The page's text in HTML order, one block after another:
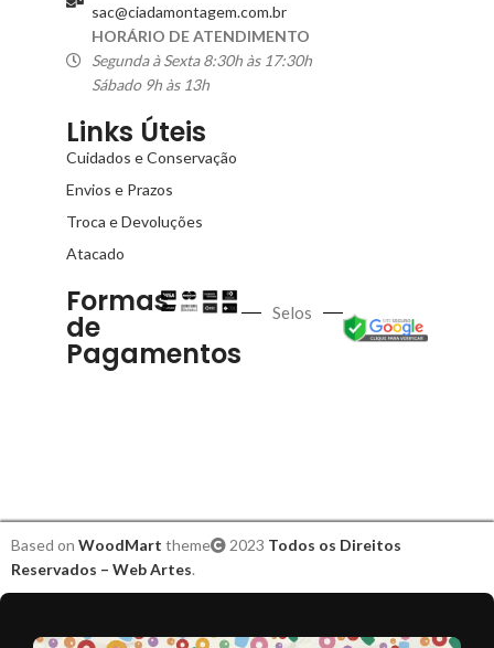
sac@ciadamontagem.com.br
HORÁRIO DE ATENDIMENTO
Segunda à Sexta 8:30h às 17:30h
Sábado 9h às 13h
Links Úteis
Cuidados e Conservação
Envios e Prazos
Troca e Devoluções
Atacado
Formas
de
Pagamentos
Selos
Based on WoodMart theme 2023 Todos os Direitos
Reservados – Web Artes.